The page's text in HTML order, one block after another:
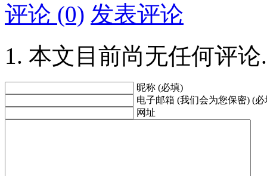
评论 (0) 发表评论
本文目前尚无任何评论.
昵称 (必填)
电子邮箱 (我们会为您保密) (必
网址